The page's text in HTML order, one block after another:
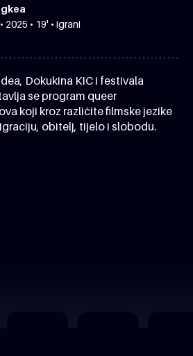
2025 • 19' • igrani
Dokukina KIC i festivala
se program queer
koji kroz različite filmske jezike
obitelj, tijelo i slobodu.